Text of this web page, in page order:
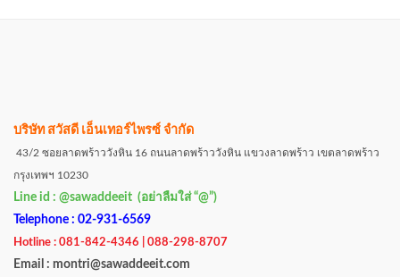
บริษัท สวัสดี เอ็นเทอร์ไพรซ์ จำกัด
43/2 ซอยลาดพร้าววังหิน 16 ถนนลาดพร้าววังหิน แขวงลาดพร้าว เขตลาดพร้าว
กรุงเทพฯ 10230
Line id : @sawaddeeit (อย่าลืมใส่ “@”)
Telephone : 02-931-6569
Hotline : 081-842-4346 | 088-298-8707
Email : montri@sawaddeeit.com